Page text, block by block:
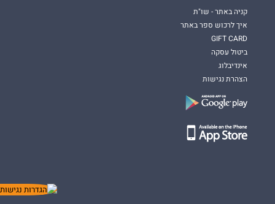
קניה באתר - שו"ת
איך לרכוש ספר באתר
GIFT CARD
ביטול עסקה
אינדיבלוג
הצהרת נגישות